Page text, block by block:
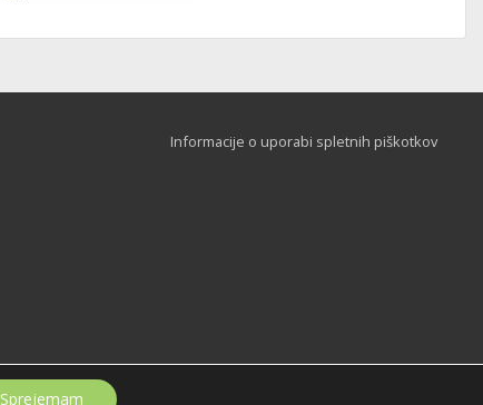
Informacije o uporabi spletnih piškotkov
Sprejemam